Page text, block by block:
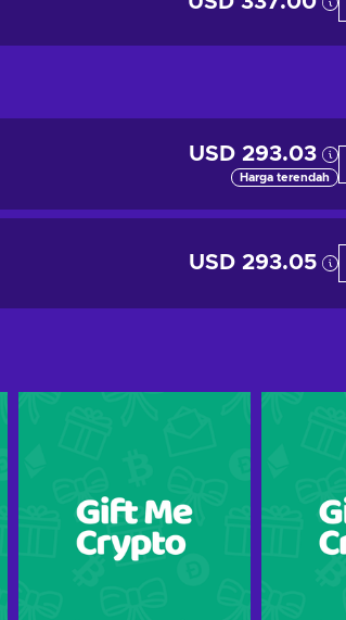
USD 293.03
Harga terendah
USD 293.05